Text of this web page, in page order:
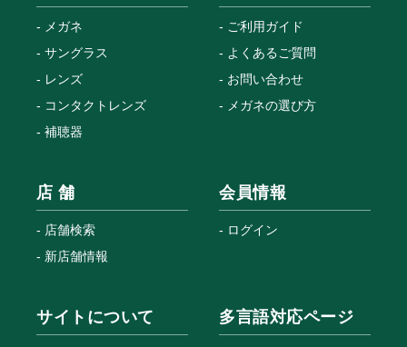
メガネ
サングラス
レンズ
コンタクトレンズ
補聴器
ご利用ガイド
よくあるご質問
お問い合わせ
メガネの選び方
店 舗
店舗検索
新店舗情報
会員情報
ログイン
サイトについて 多言語対応ページ